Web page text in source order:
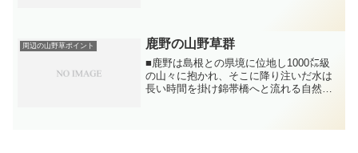
に改装すれば多くの人が...
周辺の山野草ポイント 鹿野の山野草群
■鹿野は島根との県境に位地し1000㍍級
の山々に抱かれ、そこに降り注いだ水は
長い時間を掛け錦帯橋へと流れる自然豊
その山野草‥高い山や自然環境でしか育